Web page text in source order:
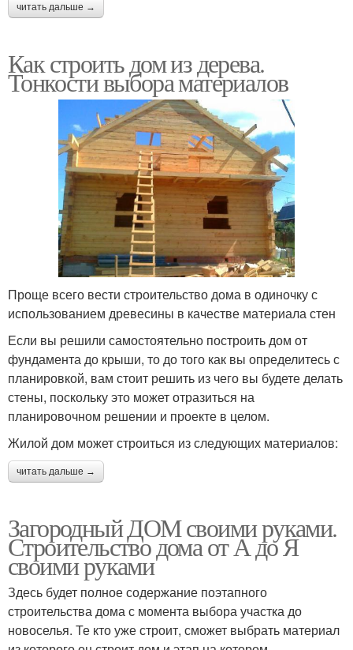
читать дальше →
Как строить дом из дерева.
Тонкости выбора материалов
Проще всего вести строительство дома в одиночку с
использованием древесины в качестве материала стен
Если вы решили самостоятельно построить дом от
фундамента до крыши, то до того как вы определитесь с
планировкой, вам стоит решить из чего вы будете делать
стены, поскольку это может отразиться на
планировочном решении и проекте в целом.
Жилой дом может строиться из следующих материалов:
читать дальше →
Загородный ДОМ своими руками.
Строительство дома от А до Я
своими руками
Здесь будет полное содержание поэтапного
строительства дома с момента выбора участка до
новоселья. Те кто уже строит, сможет выбрать материал